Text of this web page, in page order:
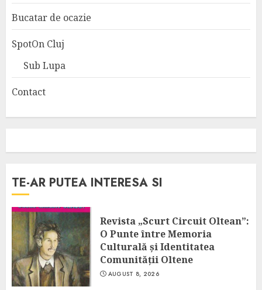
Bucatar de ocazie
SpotOn Cluj
Sub Lupa
Contact
TE-AR PUTEA INTERESA SI
Revista „Scurt Circuit Oltean”:
O Punte între Memoria
Culturală și Identitatea
Comunității Oltene
AUGUST 8, 2026